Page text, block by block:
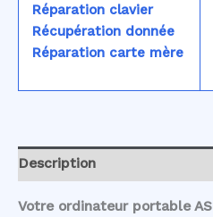
Réparation clavier
Récupération donnée
Réparation carte mère
Description
Votre ordinateur portable